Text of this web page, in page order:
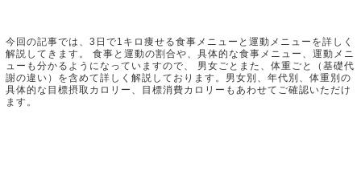
今回の記事では、3日で1キロ痩せる食事メニューと運動メニューを詳しく
解説してきます。 食事と運動の割合や、具体的な食事メニュー、運動メニ
ューも分かるようになっていますので、 男女ごとまた、体重ごと（基礎代
謝の違い）を含めて詳しく解説しております。男女別、年代別、体重別の
具体的な目標摂取カロリー、目標消費カロリーもあわせてご確認いただけ
ます。